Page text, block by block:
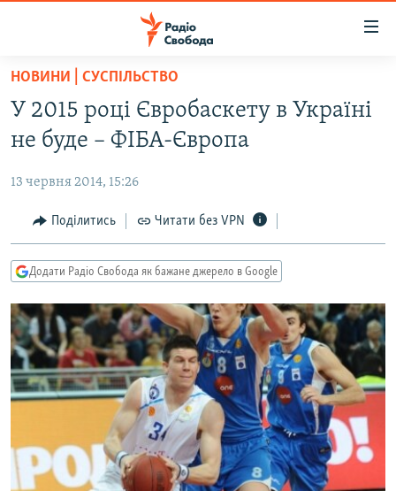
Перейти
основного
матеріалу
Перейти
до
навігації
Перейти
до
РАДІО СВОБОДА – 70 РОКІВ
ВСЕ ЗА ДОБУ
СТАТТІ
ПОЛІТИКА
ЕКОНОМІКА
КУЛЬТУРА
СПОРТ
УКРАЇНА
СВІТ
ВІЙНА
РОСІЙСЬКА «ФІЛЬТРАЦІЯ»
КРИМ.РЕАЛІЇ
ТИ ЯК?
СХЕМИ
КИТАЙ.ВИКЛИКИ
МУЛЬТИМЕДІА
ФОТО
СПЕЦПРОЄКТИ
НОВИНИ | СУСПІЛЬСТВО
У 2015 році Євробаскету в Україні
не буде – ФІБА-Європа
13 червня 2014, 15:26
Поділитись Читати без VPN
Додати Радіо Свобода як бажане джерело в Google